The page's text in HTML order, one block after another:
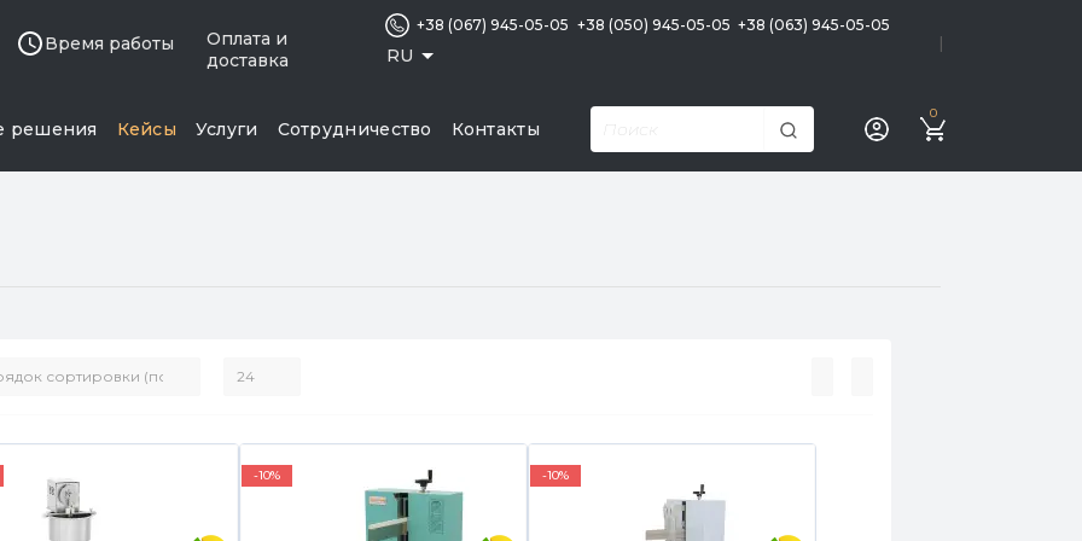
Время работы
Оплата и
доставка
RU
+38 (067) 945-05-05 +38 (050) 945-05-05 +38 (063) 945-05-05
решения Кейсы Услуги Сотрудничество Контакты
0
-10% -10%